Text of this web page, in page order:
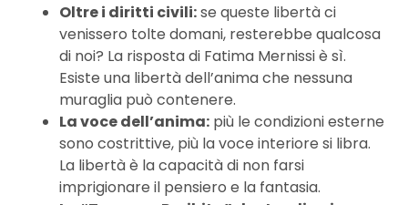
Oltre i diritti civili:se queste libertà ci
venissero tolte domani, resterebbe qualcosa
di noi? La risposta di Fatima Mernissi è sì.
Esiste una libertà dell’anima che nessuna
muraglia può contenere.
La voce dell’anima: più le condizioni esterne
sono costrittive, più la voce interiore si libra.
La libertà è la capacità di non farsi
imprigionare il pensiero e la fantasia.